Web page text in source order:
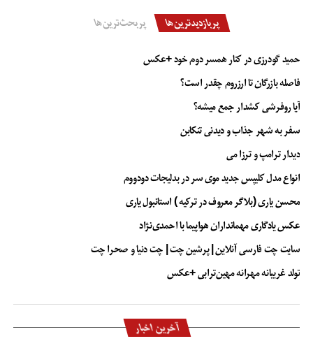
پربازدیدترین‌ها پربحث‌ترین‌ها
حمید گودرزی در کنار همسر دوم خود +عکس
فاصله بازرگان تا ارزروم چقدر است؟
آیا روفرشی کشدار جمع میشه؟
سفر به شهر جذاب و دیدنی تنکابن
دیدار ترامپ و ترزا می
انواع مدل کلیپس جدید موی سر در بدلیجات دودووم
محسن یاری (بلاگر معروف در ترکیه ) استانبول یاری
عکس یادگاری مهمانداران هواپیما با احمدی‌نژاد
سایت چت فارسی آنلاین | پرشین چت | چت دنیا و صحرا چت
تولد غریبانه مهرانه مهین‌ترابی +عکس
آخرین اخبار